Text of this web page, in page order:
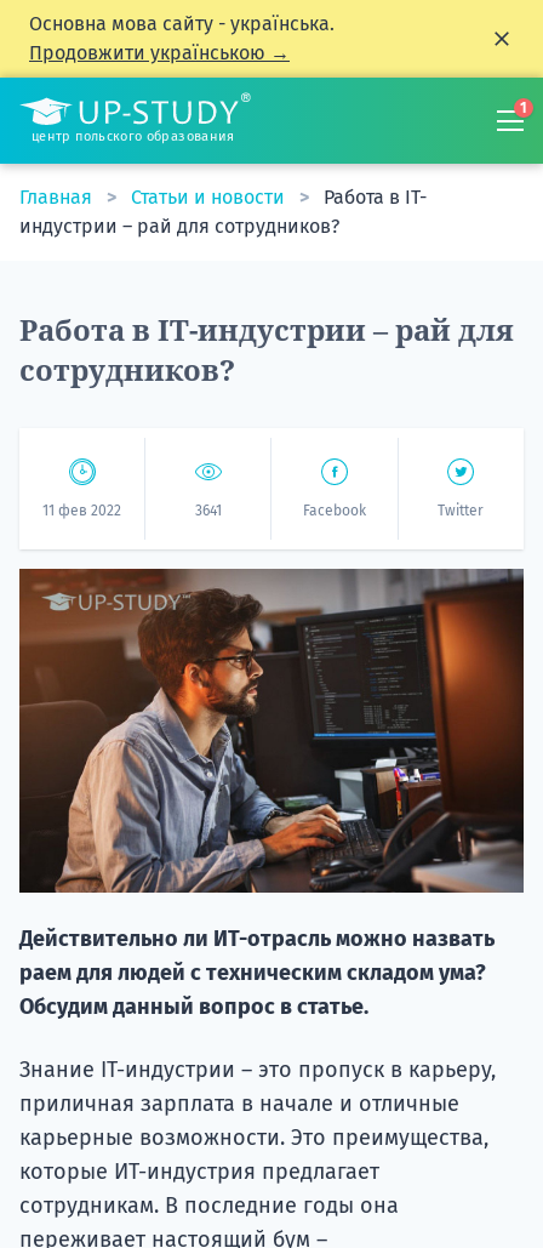
Основна мова сайту - українська.
Продовжити українською →
центр польского образования
1
Главная Статьи и новости
Работа в IT-
индустрии – рай для сотрудников?
Работа в IT-индустрии – рай для
сотрудников?
11 фев 2022 3641 Facebook Twitter
Действительно ли ИТ-отрасль можно назвать
раем для людей с техническим складом ума?
Обсудим данный вопрос в статье.
Знание IT-индустрии – это пропуск в карьеру,
приличная зарплата в начале и отличные
карьерные возможности. Это преимущества,
которые ИТ-индустрия предлагает
сотрудникам. В последние годы она
переживает настоящий бум –
20.09
НАБОР